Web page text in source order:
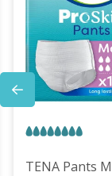
TENA Pants